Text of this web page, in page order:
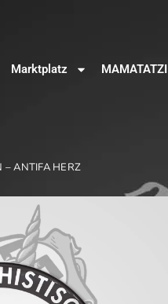
Marktplatz MAMATATZI
– ANTIFA HERZ